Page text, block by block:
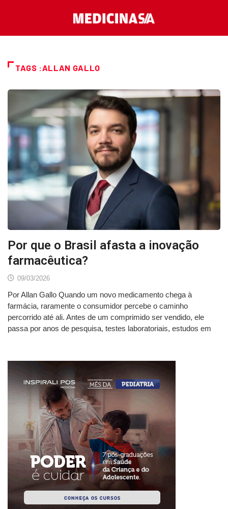
TAGS :ALLAN GALLO
Por que o Brasil afasta a inovação
farmacêutica?
09/03/2026
Por Allan Gallo Quando um novo medicamento chega à
farmácia, raramente o consumidor percebe o caminho
percorrido até ali. Antes de um comprimido ser vendido, ele
passa por anos de pesquisa, testes laboratoriais, estudos em